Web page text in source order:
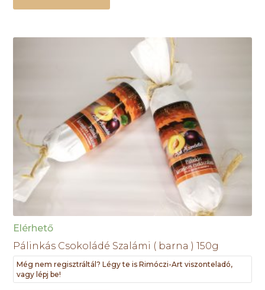
Elérhető
Pálinkás Csokoládé Szalámi ( barna ) 150g
Még nem regisztráltál? Légy te is Rimóczi-Art viszonteladó,
vagy lépj be!